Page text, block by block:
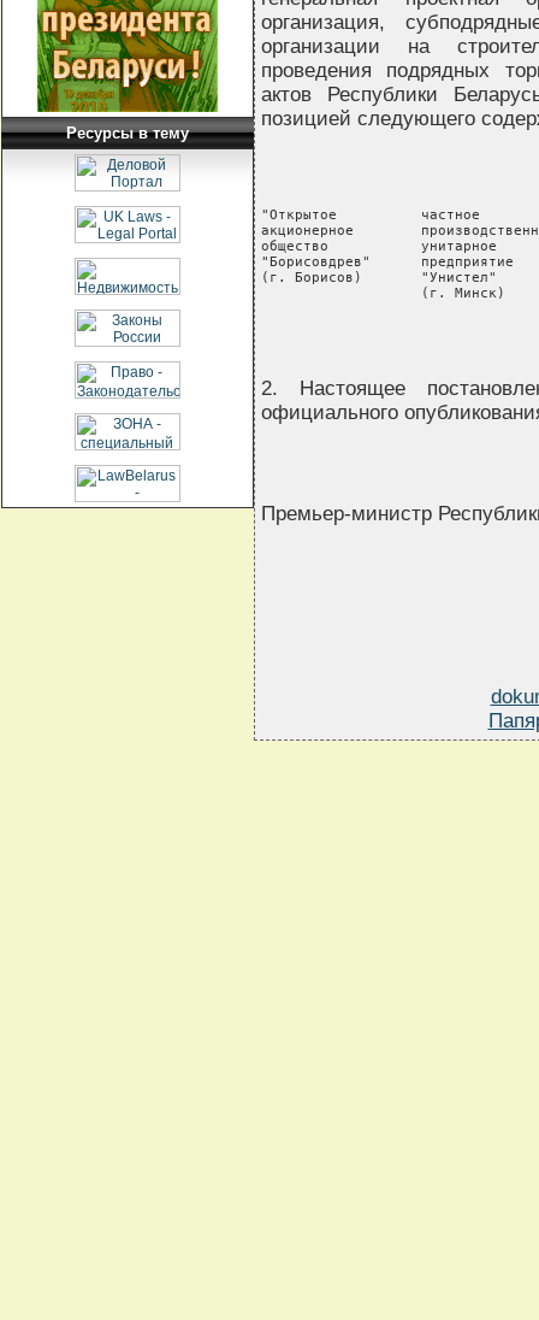
Ресурсы в тему
организация,
организации на
проведения подрядных
актов Республики
позицией следующего
"Открытое          частное
акционерное
общество           унитарное
"Борисовдрев"      предприятие
(г. Борисов)       "Унистел"
(г. Минск)
2. Настоящее
официального
Премьер-министр